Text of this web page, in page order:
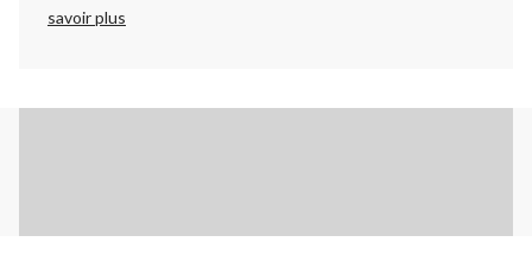
savoir plus